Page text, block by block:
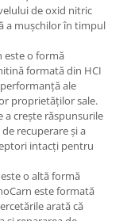
de oxid nitric
a mușchilor în timpul
este o formă
formată din HCI
ale
proprietăților sale.
a crește răspunsurile
recuperare și a
intacți pentru
o altă formă
este formată
arată că